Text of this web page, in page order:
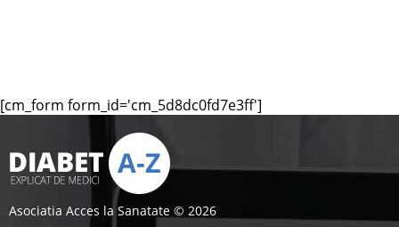
[cm_form form_id='cm_5d8dc0fd7e3ff']
Asociatia Acces la Sanatate © 2026